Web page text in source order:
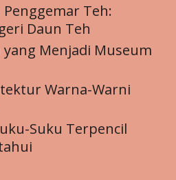
Teh:
Daun Teh
yang Menjadi Museum
Warna-Warni
Suku Terpencil